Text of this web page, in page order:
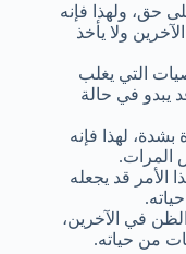
حق، ولهذا فإنه
ولا يأخذ
التي يغلب
قد يبدو في حالة
لهذا فإنه
المرات.
قد يجعله
في الآخرين،
من حياته.